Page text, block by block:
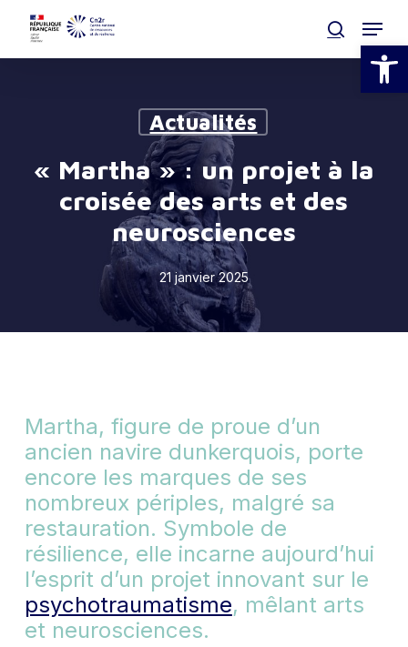
Ouvrir
Skip
main
search
Menu
Actualités
« Martha » : un projet à la
croisée des arts et des
neurosciences
21 janvier 2025
Martha, figure de proue d’un
ancien navire dunkerquois, porte
encore les marques de ses
nombreux périples, malgré sa
restauration. Symbole de
résilience, elle incarne aujourd’hui
l’esprit d’un projet innovant sur le
psychotraumatisme, mêlant arts
et neurosciences.